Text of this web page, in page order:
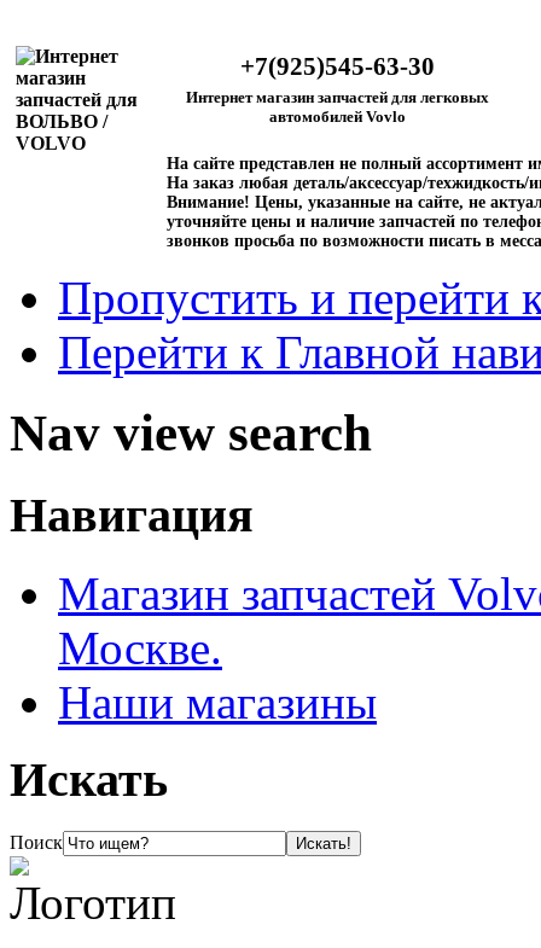
+7(925)545-63-30
Интернет магазин запчастей для легковых
автомобилей Vovlo
На сайте представлен не полный ассортимент
На заказ любая деталь/аксессуар/техжидкость/
Внимание! Цены, указанные на сайте, не
уточняйте цены и наличие запчастей по
звонков просьба по возможности писать в
Пропустить и перейти
Перейти к Главной
Nav view search
Навигация
Магазин запчастей
Москве.
Наши магазины
Искать
Поиск